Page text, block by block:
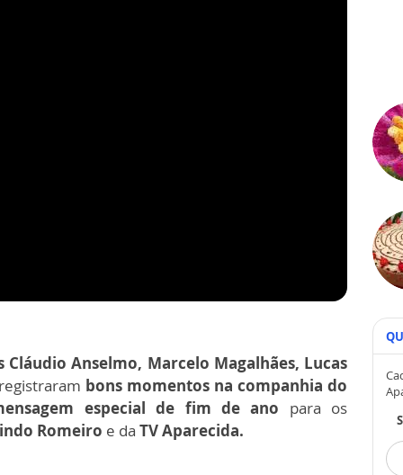
Anselmo, Marcelo Magalhães, Lucas
bons momentos na companhia do
especial de fim de ano para os
Romeiro e da TV Aparecida.